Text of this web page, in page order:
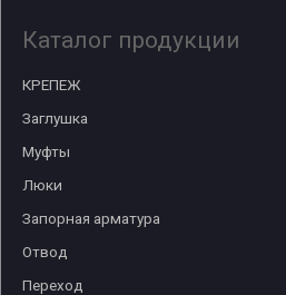
Каталог продукции
КРЕПЕЖ
Заглушка
Муфты
Люки
Запорная арматура
Отвод
Переход